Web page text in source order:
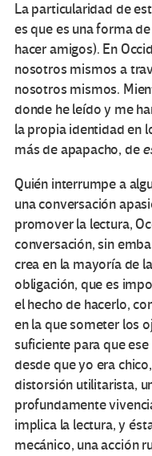
La particularidad de
es que es una forma
hacer amigos). En
nosotros mismos a
nosotros mismos.
donde he leído y me
la propia identidad en
más de apapacho, de
Quién interrumpe a
una conversación
promover la lectura,
conversación, sin
crea en la mayoría de
obligación, que es
el hecho de hacerlo,
en la que someter los
suficiente para que
desde que yo era
distorsión utilitarista,
profundamente
implica la lectura, y
mecánico, una acción